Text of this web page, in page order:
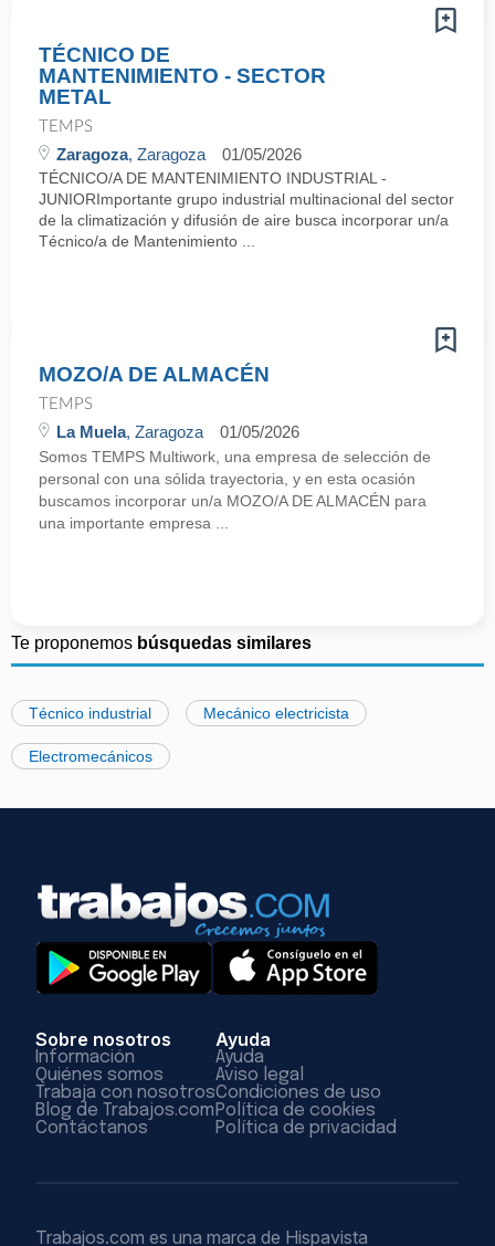
TÉCNICO DE
MANTENIMIENTO - SECTOR
METAL
TEMPS
Zaragoza, Zaragoza 01/05/2026
TÉCNICO/A DE MANTENIMIENTO INDUSTRIAL -
JUNIORImportante grupo industrial multinacional del sector
de la climatización y difusión de aire busca incorporar un/a
Técnico/a de Mantenimiento ...
MOZO/A DE ALMACÉN
TEMPS
La Muela, Zaragoza 01/05/2026
Somos TEMPS Multiwork, una empresa de selección de
personal con una sólida trayectoria, y en esta ocasión
buscamos incorporar un/a MOZO/A DE ALMACÉN para
una importante empresa ...
Te proponemos búsquedas similares
Técnico industrial Mecánico electricista
Electromecánicos
Sobre nosotros
Información
Quiénes somos
Trabaja con nosotros
Blog de Trabajos.com
Contáctanos
Ayuda
Ayuda
Aviso legal
Condiciones de uso
Política de cookies
Política de privacidad
Trabajos.com es una marca de Hispavista